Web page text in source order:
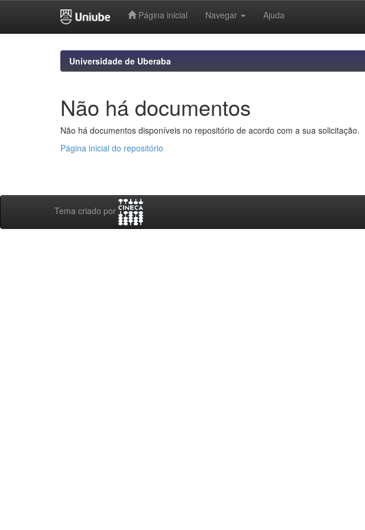
Página inicial Navegar Ajuda
Universidade de Uberaba
Não há documentos
Não há documentos disponíveis no repositório de acordo com a sua solicitação.
Página inicial do repositório
Tema criado por